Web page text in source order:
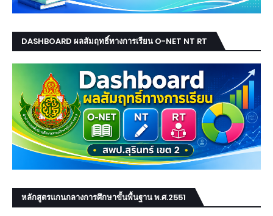
DASHBOARD ผลสัมฤทธิ์ทางการเรียน O-NET NT RT
หลักสูตรแกนกลางการศึกษาขั้นพื้นฐาน พ.ศ.2551